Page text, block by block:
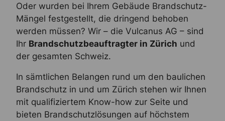
Oder wurden bei Ihrem Gebäude Brandschutz-
Mängel festgestellt, die dringend behoben
werden müssen? Wir – die Vulcanus AG – sind
Ihr Brandschutzbeauftragter in Zürich und
der gesamten Schweiz.
In sämtlichen Belangen rund um den baulichen
Brandschutz in und um Zürich stehen wir Ihnen
mit qualifiziertem Know-how zur Seite und
bieten Brandschutzlösungen auf höchstem